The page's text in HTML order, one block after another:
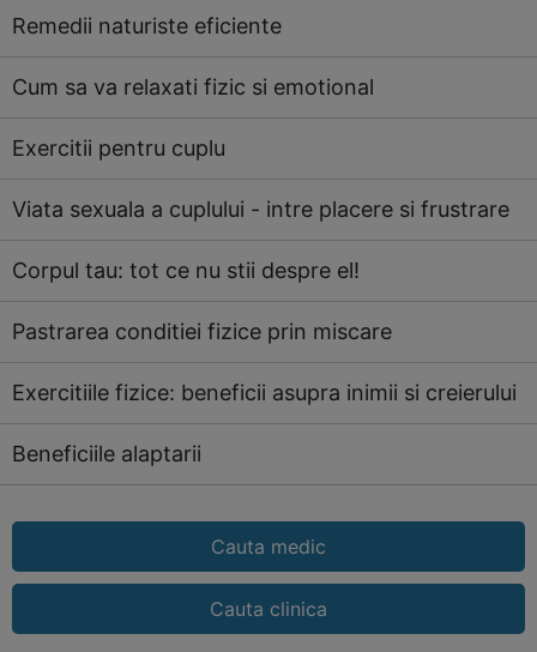
Remedii naturiste eficiente
Cum sa va relaxati fizic si emotional
Exercitii pentru cuplu
Viata sexuala a cuplului - intre placere si frustrare
Corpul tau: tot ce nu stii despre el!
Pastrarea conditiei fizice prin miscare
Exercitiile fizice: beneficii asupra inimii si creierului
Beneficiile alaptarii
Cauta medic
Cauta clinica